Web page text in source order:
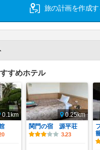
旅の計画を作成
すめホテル
0.1km
0.25km
関門の宿 源平荘
3.23